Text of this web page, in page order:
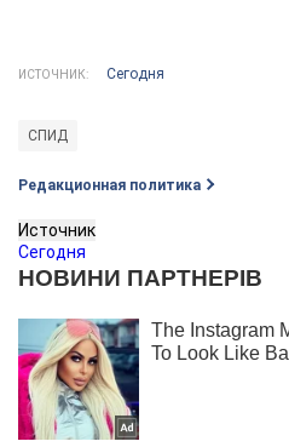
ИСТОЧНИК: Сегодня
СПИД
Редакционная политика
Источник
Сегодня